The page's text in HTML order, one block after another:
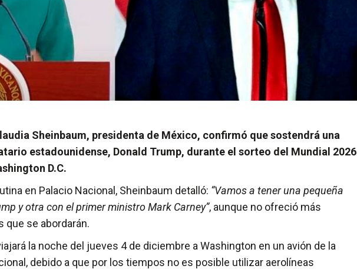
Sheinbaum, presidenta de México, confirmó que sostendrá una
estadounidense, Donald Trump, durante el sorteo del Mundial 2026
D.C.
en Palacio Nacional, Sheinbaum detalló: “Vamos a tener una pequeña
y otra con el primer ministro Mark Carney”, aunque no ofreció más
se abordarán.
la noche del jueves 4 de diciembre a Washington en un avión de la
debido a que por los tiempos no es posible utilizar aerolíneas